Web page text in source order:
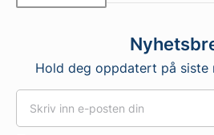
Hold deg oppdatert på siste